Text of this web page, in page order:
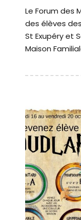
Le Forum des
des élèves
St Exupéry et
Maison